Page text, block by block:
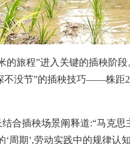
的旅程”进入关键的插秧阶
不没节”的插秧技巧——株距
合插秧场景阐释道:“马克
‘周期’,劳动实践中的规律认